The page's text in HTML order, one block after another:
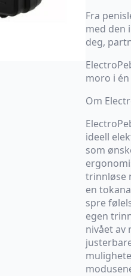
Fra
med den
deg,
moro i
Om
ideell
som
trinnløse
en
spre
egen
nivået av